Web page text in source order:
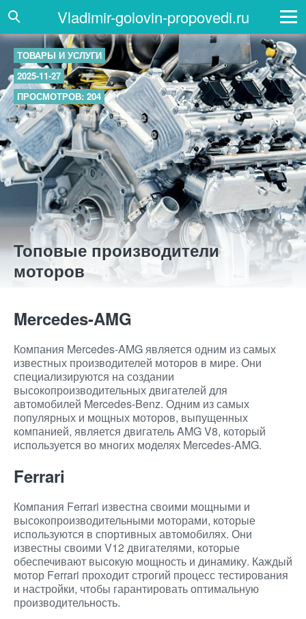
Vladimir-golovin-propovedi.ru
ТОВАРЫ И УСЛУГИ
2025-11-27
ПРОСМОТРОВ: 204
Топовые производители
моторов
Mercedes-AMG
Компания Mercedes-AMG является одним из самых
известных производителей моторов в мире. Они
специализируются на создании
высокопроизводительных двигателей для
автомобилей Mercedes-Benz. Одним из самых
популярных и мощных моторов, выпущенных
компанией, является двигатель AMG V8, который
используется во многих моделях Mercedes-AMG.
Ferrari
Компания Ferrari известна своими мощными и
высокопроизводительными моторами, которые
используются в спортивных автомобилях. Они
известны своими V12 двигателями, которые
обеспечивают высокую мощность и динамику. Каждый
мотор Ferrari проходит строгий процесс тестирования
и настройки, чтобы гарантировать оптимальную
производительность.